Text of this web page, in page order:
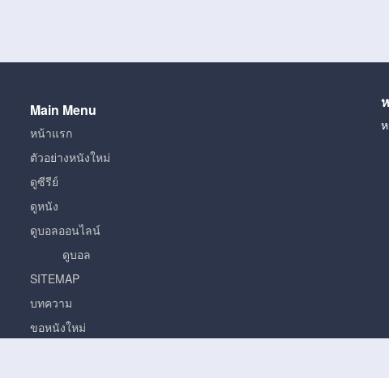
Main Menu
หน้าแรก
ตัวอย่างหนังใหม่
ดูซีรีย์
ดูหนัง
ดูบอลออนไลน์
ดูบอล
SITEMAP
บทความ
ขอหนังใหม่